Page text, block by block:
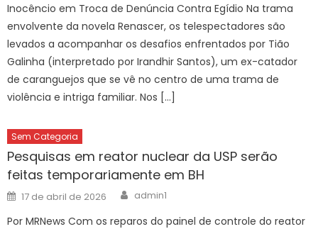
Inocêncio em Troca de Denúncia Contra Egídio Na trama
envolvente da novela Renascer, os telespectadores são
levados a acompanhar os desafios enfrentados por Tião
Galinha (interpretado por Irandhir Santos), um ex-catador
de caranguejos que se vê no centro de uma trama de
violência e intriga familiar. Nos […]
Sem Categoria
Pesquisas em reator nuclear da USP serão
feitas temporariamente em BH
Posted
on
17 de abril de 2026 Author
admin1
Por MRNews Com os reparos do painel de controle do reator